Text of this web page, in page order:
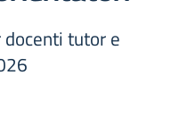
tutor e